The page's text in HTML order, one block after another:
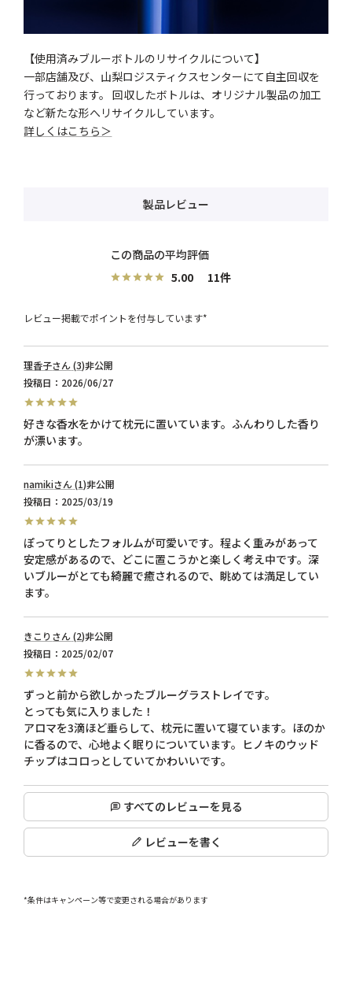
【使用済みブルーボトルのリサイクルについて】
一部店舗及び、山梨ロジスティクスセンターにて自主回収を
行っております。 回収したボトルは、オリジナル製品の加工
など新たな形へリサイクルしています。
詳しくはこちら＞
製品レビュー
5.00 11
レビュー掲載でポイントを付与しています*
理香子 3 非公開
投稿日
2026/06/27
好きな香水をかけて枕元に置いています。ふんわりした香り
が漂います。
namiki 1 非公開
投稿日
2025/03/19
ぽってりとしたフォルムが可愛いです。程よく重みがあって
安定感があるので、どこに置こうかと楽しく考え中です。深
いブルーがとても綺麗で癒されるので、眺めては満足してい
ます。
きこり 2 非公開
投稿日
2025/02/07
ずっと前から欲しかったブルーグラストレイです。
とっても気に入りました！
アロマを3滴ほど垂らして、枕元に置いて寝ています。ほのか
に香るので、心地よく眠りについています。ヒノキのウッド
チップはコロっとしていてかわいいです。
すべてのレビューを見る
レビューを書く
*条件はキャンペーン等で変更される場合があります